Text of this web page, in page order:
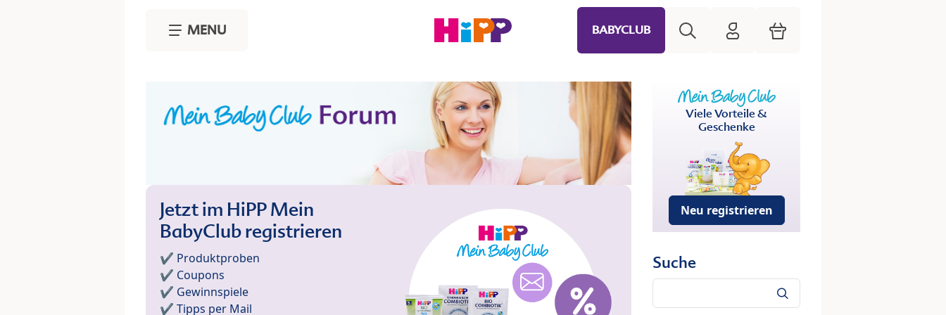
MENU BABYCLUB HiPP Mein Babyclub
Warenkorb
Jetzt im HiPP Mein
BabyClub registrieren
✔️ Produktproben
✔️ Coupons
✔️ Gewinnspiele
✔️ Tipps per Mail
Viele Vorteile &
Geschenke
Neu registrieren
Suche